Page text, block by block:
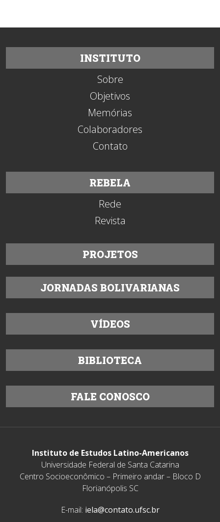
INSTITUTO
Sobre
Objetivos
Memórias
Colaboradores
Contato
REBELA
Rede
Revista
PROJETOS
JORNADAS BOLIVARIANAS
VÍDEOS
BIBLIOTECA
FALE CONOSCO
Instituto de Estudos Latino-Americanos
Universidade Federal de Santa Catarina
Centro Socioeconômico – Primeiro andar – Bloco D
Florianópolis SC
E-mail: iela@contato.ufsc.br